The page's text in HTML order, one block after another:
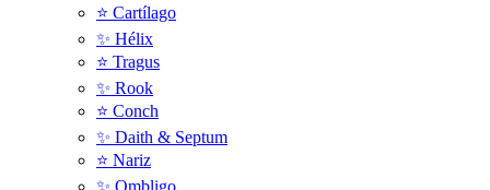
⭐️ Cartílago
✨ Hélix
⭐ Tragus
✨ Rook
⭐️ Conch
✨ Daith & Septum
⭐️ Nariz
✨ Ombligo